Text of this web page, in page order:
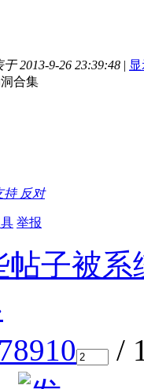
于 2013-9-26 23:39:48 |
合集
持 反对
举报
帖子被
78910 /